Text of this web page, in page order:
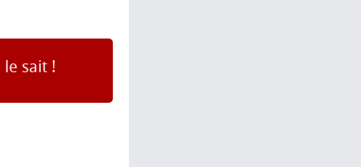
sait !